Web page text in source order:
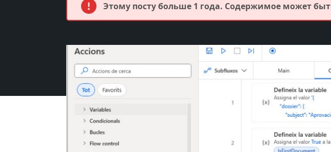
Этому посту больше 1 года. Содержимое может